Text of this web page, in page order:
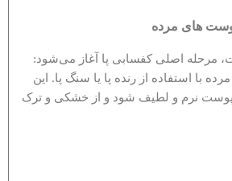
های مرده
مرحله اصلی کفسابی پا آغاز می‌شود:
با استفاده از رنده پا یا سنگ پا. این
نرم و لطیف شود و از خشکی و ترک